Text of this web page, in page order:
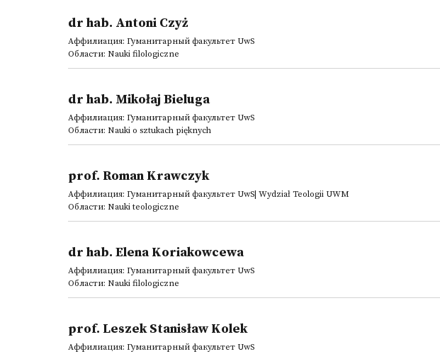
dr hab. Antoni Czyż
Аффилиация: Гуманитарный факультет UwS
Области: Nauki filologiczne
dr hab. Mikołaj Bieluga
Аффилиация: Гуманитарный факультет UwS
Области: Nauki o sztukach pięknych
prof. Roman Krawczyk
Аффилиация: Гуманитарный факультет UwS| Wydział Teologii UWM
Области: Nauki teologiczne
dr hab. Elena Koriakowcewa
Аффилиация: Гуманитарный факультет UwS
Области: Nauki filologiczne
prof. Leszek Stanisław Kolek
Аффилиация: Гуманитарный факультет UwS